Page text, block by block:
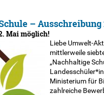
– Ausschreibung
Mai möglich!
Liebe Umwelt-
mittlerweile
„Nachhaltige
Ministerium für
zahlreiche